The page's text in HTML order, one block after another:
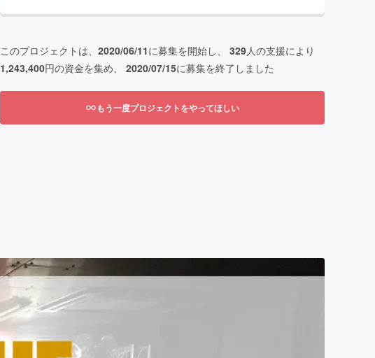
このプロジェクトは、 2020/06/11に募集を開始し、 329人の支援により
1,243,400円の資金を集め、 2020/07/15に募集を終了しました
もう一度プロジェクトをやってほしい